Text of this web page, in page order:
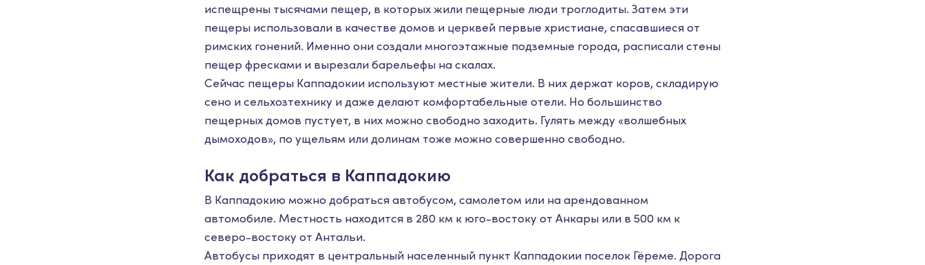
испещрены тысячами пещер, в которых жили пещерные люди троглодиты. Затем эти
пещеры использовали в качестве домов и церквей первые христиане, спасавшиеся от
римских гонений. Именно они создали многоэтажные подземные города, расписали стены
пещер фресками и вырезали барельефы на скалах.
Сейчас пещеры Каппадокии используют местные жители. В них держат коров, складирую
сено и сельхозтехнику и даже делают комфортабельные отели. Но большинство
пещерных домов пустует, в них можно свободно заходить. Гулять между «волшебных
дымоходов», по ущельям или долинам тоже можно совершенно свободно.
Как добраться в Каппадокию
В Каппадокию можно добраться автобусом, самолетом или на арендованном
автомобиле. Местность находится в 280 км к юго-востоку от Анкары или в 500 км к
северо-востоку от Антальи.
Автобусы приходят в центральный населенный пункт Каппадокии поселок Гёреме. Дорога